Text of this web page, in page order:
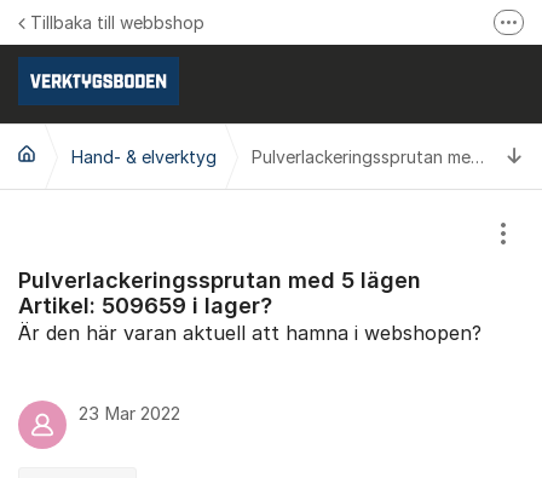
Hoppa till innehåll
Tillbaka till webbshop
Se våra produktvideos
Hand- & elverktyg Pulverlackeringssprutan med 5 lägen Artikel: 509659 i lager?
Pulverlackeringssprutan med 5 lägen
Artikel: 509659 i lager?
Är den här varan aktuell att hamna i webshopen?
23 Mar 2022